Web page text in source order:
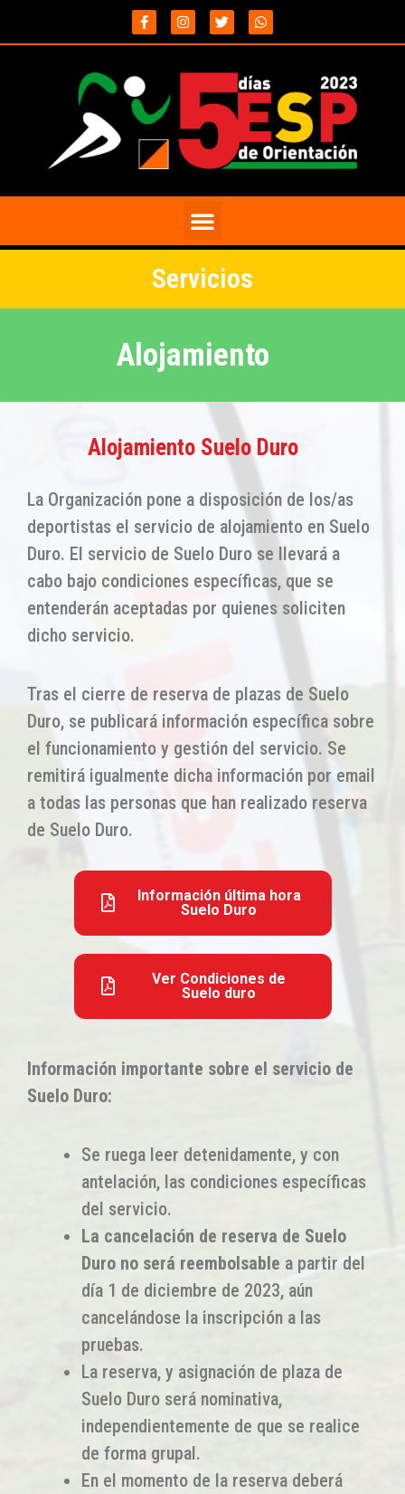
Servicios
Alojamiento
Alojamiento Suelo Duro
La Organización pone a disposición de los/as
deportistas el servicio de alojamiento en Suelo
Duro. El servicio de Suelo Duro se llevará a
cabo bajo condiciones específicas, que se
entenderán aceptadas por quienes soliciten
dicho servicio.
Tras el cierre de reserva de plazas de Suelo
Duro, se publicará información específica sobre
el funcionamiento y gestión del servicio. Se
remitirá igualmente dicha información por email
a todas las personas que han realizado reserva
de Suelo Duro.
Información última hora
Suelo Duro
Ver Condiciones de
Suelo duro
Información importante sobre el servicio de
Suelo Duro:
Se ruega leer detenidamente, y con
antelación, las condiciones específicas
del servicio.
La cancelación de reserva de Suelo
Duro no será reembolsable a partir del
día 1 de diciembre de 2023, aún
cancelándose la inscripción a las
pruebas.
La reserva, y asignación de plaza de
Suelo Duro será nominativa,
independientemente de que se realice
de forma grupal.
En el momento de la reserva deberá